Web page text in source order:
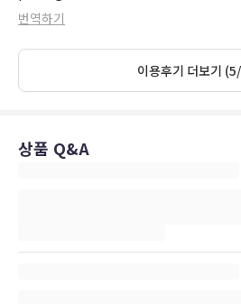
번역하기
이용후기 더보기
상품 Q&A